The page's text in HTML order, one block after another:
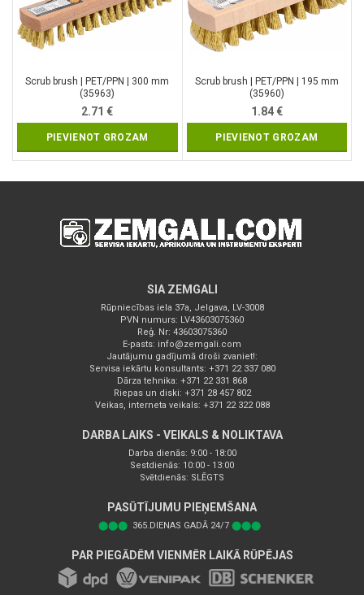
Scrub brush | PET/PPN | 300 mm
(35963)
2.71€
PIEVIENOT GROZAM
Scrub brush | PET/PPN | 195 mm
(35960)
1.84€
PIEVIENOT GROZAM
SIA ZEMGALI
Rūpniecības iela 37a, Jelgava, LV-3008
PVN numurs: LV43603075360
Reģ. Nr: 43603075360
E-pasts: info@zemgali.com
Jautājumu gadījumā droši zvaniet!:
Servisa iekārtu konsultants: +371 22 337 080
Dārza tehnika: +371 22 331 868
Riepas un diski: +371 28 457 802
Veikas, interneta veikals: +371 22 322 088
DARBA LAIKS - VEIKALS & NOLIKTAVA
Darba dienās: 9:00 - 18:00
Sestdienās: 10:00 - 13:00
Svētdienās: SLĒGTS
PASŪTĪJUMU PIEŅEMŠANA
⬤⬤⬤ 365.DIENAS GADĀ 24/7 ⬤⬤⬤
PAR PIEGĀDĒM VIENMĒR LAIKĀ RŪPĒJAS